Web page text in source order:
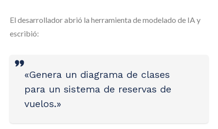
El desarrollador abrió la herramienta de modelado de IA y
escribió:
«Genera un diagrama de clases
para un sistema de reservas de
vuelos.»